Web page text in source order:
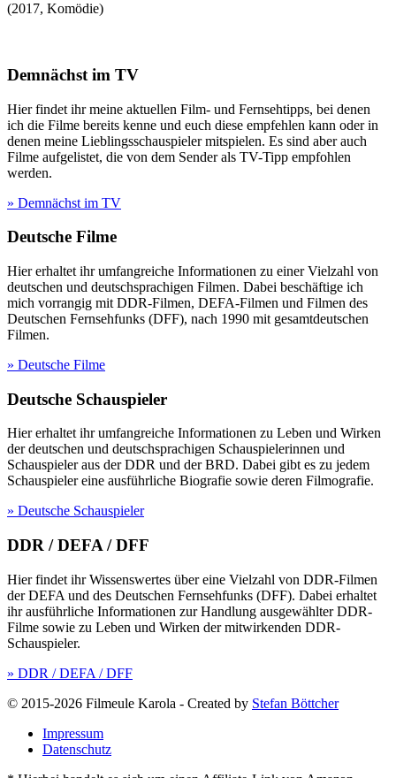
(2017, Komödie)
Demnächst im TV
Hier findet ihr meine aktuellen Film- und Fernsehtipps, bei denen
ich die Filme bereits kenne und euch diese empfehlen kann oder in
denen meine Lieblingsschauspieler mitspielen. Es sind aber auch
Filme aufgelistet, die von dem Sender als TV-Tipp empfohlen
werden.
» Demnächst im TV
Deutsche Filme
Hier erhaltet ihr umfangreiche Informationen zu einer Vielzahl von
deutschen und deutschsprachigen Filmen. Dabei beschäftige ich
mich vorrangig mit DDR-Filmen, DEFA-Filmen und Filmen des
Deutschen Fernsehfunks (DFF), nach 1990 mit gesamtdeutschen
Filmen.
» Deutsche Filme
Deutsche Schauspieler
Hier erhaltet ihr umfangreiche Informationen zu Leben und Wirken
der deutschen und deutschsprachigen Schauspielerinnen und
Schauspieler aus der DDR und der BRD. Dabei gibt es zu jedem
Schauspieler eine ausführliche Biografie sowie deren Filmografie.
» Deutsche Schauspieler
DDR / DEFA / DFF
Hier findet ihr Wissenswertes über eine Vielzahl von DDR-Filmen
der DEFA und des Deutschen Fernsehfunks (DFF). Dabei erhaltet
ihr ausführliche Informationen zur Handlung ausgewählter DDR-
Filme sowie zu Leben und Wirken der mitwirkenden DDR-
Schauspieler.
» DDR / DEFA / DFF
© 2015-2026 Filmeule Karola - Created by Stefan Böttcher
Impressum
Datenschutz